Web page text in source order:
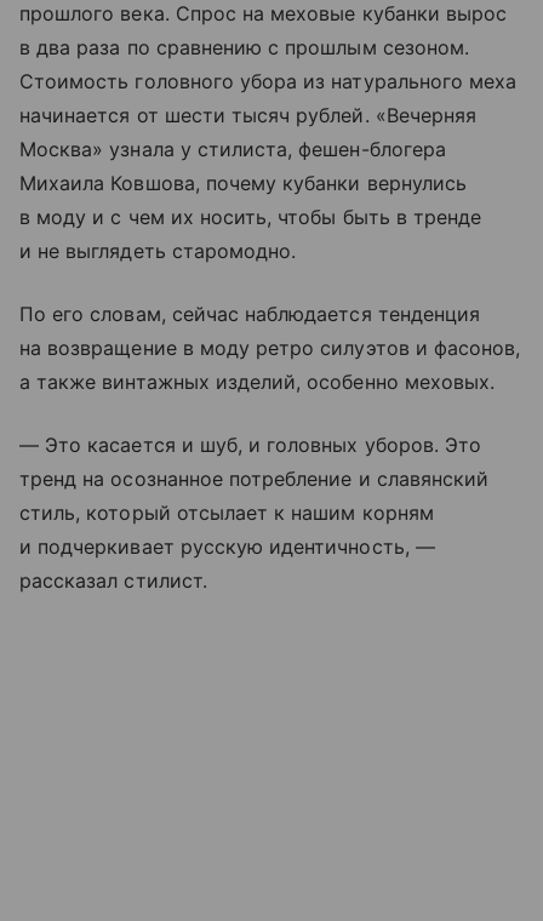
прошлого века. Спрос на меховые кубанки вырос
в два раза по сравнению с прошлым сезоном.
Стоимость головного убора из натурального меха
начинается от шести тысяч рублей. «Вечерняя
Москва» узнала у стилиста, фешен-блогера
Михаила Ковшова, почему кубанки вернулись
в моду и с чем их носить, чтобы быть в тренде
и не выглядеть старомодно.
По его словам, сейчас наблюдается тенденция
на возвращение в моду ретро силуэтов и фасонов,
а также винтажных изделий, особенно меховых.
— Это касается и шуб, и головных уборов. Это
тренд на осознанное потребление и славянский
стиль, который отсылает к нашим корням
и подчеркивает русскую идентичность, —
рассказал стилист.